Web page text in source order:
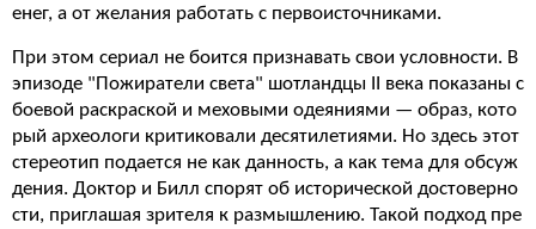
енег, а от желания работать с первоисточниками.
При этом сериал не боится признавать свои условности. В
эпизоде "Пожиратели света" шотландцы II века показаны с
боевой раскраской и меховыми одеяниями — образ, кото
рый археологи критиковали десятилетиями. Но здесь этот
стереотип подается не как данность, а как тема для обсуж
дения. Доктор и Билл спорят об исторической достоверно
сти, приглашая зрителя к размышлению. Такой подход пре